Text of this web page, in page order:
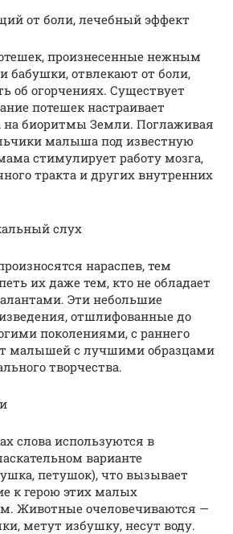
от боли, лечебный эффект
произнесенные нежным
бабушки, отвлекают от боли,
об огорчениях. Существует
потешек настраивает
на биоритмы Земли. Поглаживая
малыша под известную
стимулирует работу мозга,
тракта и других внутренних
слух
нараспев, тем
их даже тем, кто не обладает
Эти небольшие
отшлифованные до
поколениями, с раннего
малышей с лучшими образцами
творчества.
слова используются в
варианте
петушок), что вызывает
к герою этих малых
Животные очеловечиваются —
метут избушку, несут воду.